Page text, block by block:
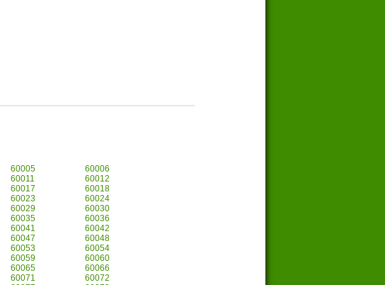
60005
60006
60011
60012
60017
60018
60023
60024
60029
60030
60035
60036
60041
60042
60047
60048
60053
60054
60059
60060
60065
60066
60071
60072